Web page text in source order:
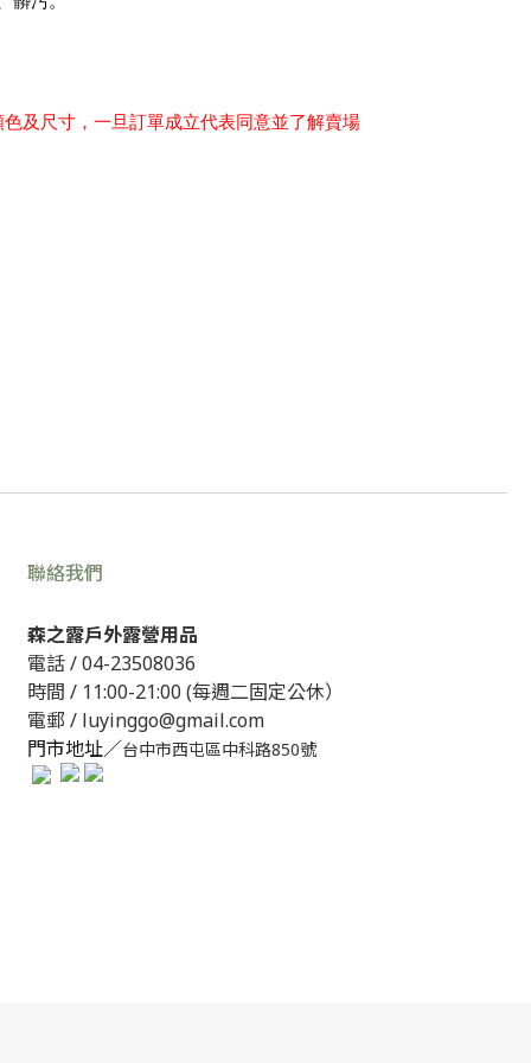
及尺寸，一旦訂單成立代表同意並了解賣場
聯絡我們
森之露戶外露營用品
電話 /04-23508036
時間 / 11:00-21:00 (每週二固定公休）
電郵 / luyinggo@gmail.com
門市地址／台中市西屯區中科路850號